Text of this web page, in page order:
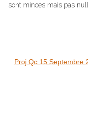
sont minces mais pas
Proj Qc 15 Septembre